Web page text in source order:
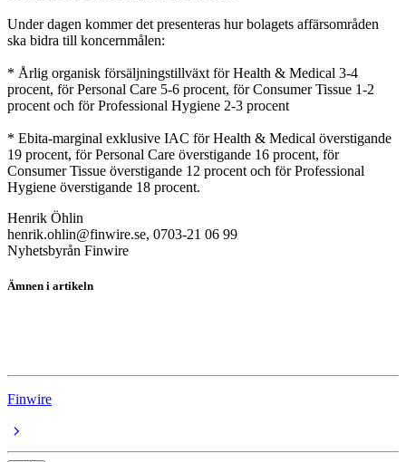
Under dagen kommer det presenteras hur bolagets affärsområden
ska bidra till koncernmålen:
* Årlig organisk försäljningstillväxt för Health & Medical 3-4
procent, för Personal Care 5-6 procent, för Consumer Tissue 1-2
procent och för Professional Hygiene 2-3 procent
* Ebita-marginal exklusive IAC för Health & Medical överstigande
19 procent, för Personal Care överstigande 16 procent, för
Consumer Tissue överstigande 12 procent och för Professional
Hygiene överstigande 18 procent.
Henrik Öhlin
henrik.ohlin@finwire.se, 0703-21 06 99
Nyhetsbyrån Finwire
Ämnen i artikeln
Finwire